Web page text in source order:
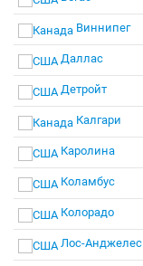
Виннипег
Даллас
Детройт
Калгари
Каролина
Коламбус
Колорадо
Лос-Анджелес